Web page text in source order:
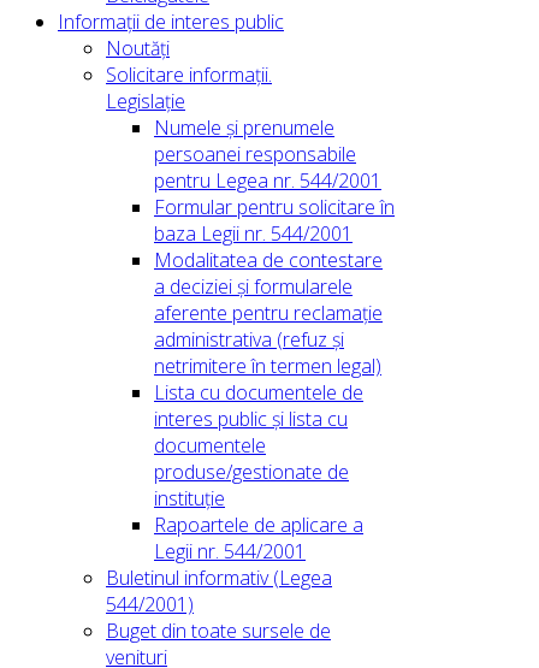
Informații de interes public
Noutăți
Solicitare informații.
Legislație
Numele și prenumele
persoanei responsabile
pentru Legea nr. 544/2001
Formular pentru solicitare în
baza Legii nr. 544/2001
Modalitatea de contestare
a deciziei și formularele
aferente pentru reclamație
administrativa (refuz și
netrimitere în termen legal)
Lista cu documentele de
interes public și lista cu
documentele
produse/gestionate de
instituție
Rapoartele de aplicare a
Legii nr. 544/2001
Buletinul informativ (Legea
544/2001)
Buget din toate sursele de
venituri